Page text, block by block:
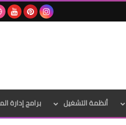
أنظمة التشغيل برامج إدارة